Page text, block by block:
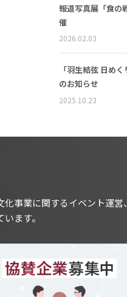
報道写真展「食の
催
2026.02.03
「羽生結弦 日め
のお知らせ
2025.10.23
事業に関するイベント運営
ます。